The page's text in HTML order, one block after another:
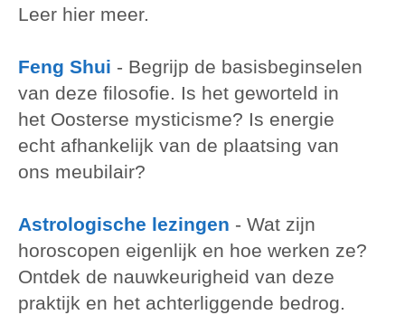
Leer hier meer.
Feng Shui - Begrijp de basisbeginselen
van deze filosofie. Is het geworteld in
het Oosterse mysticisme? Is energie
echt afhankelijk van de plaatsing van
ons meubilair?
Astrologische lezingen - Wat zijn
horoscopen eigenlijk en hoe werken ze?
Ontdek de nauwkeurigheid van deze
praktijk en het achterliggende bedrog.